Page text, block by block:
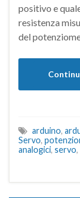
positivo e
resistenza
del
arduino,
Servo,
analogici, servo,